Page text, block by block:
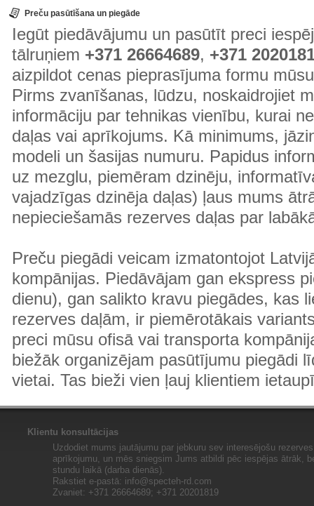
Preču pasūtīšana un piegāde
Iegūt piedāvājumu un pasūtīt preci
tālruņiem +371 26664689, +371
aizpildot cenas pieprasījuma formu
Pirms zvanīšanas, lūdzu, noskaidrojiet
informāciju par tehnikas vienību, kurai
daļas vai aprīkojums. Kā minimums,
modeli un šasijas numuru. Papidus
uz mezglu, piemēram dzinēju,
vajadzīgas dzinēja daļas) ļaus mums
nepieciešamās rezerves daļas par
Preču piegādi veicam izmatontojot
kompānijas. Piedāvājam gan ekspress
dienu), gan salikto kravu piegādes, kas
rezerves daļām, ir piemērotākais
preci mūsu ofisā vai transporta
biežāk organizējam pasūtījumu piegādi
vietai. Tas bieži vien ļauj klientiem
Klientu konsultācijas
Uzdodiet mums jautājumu par jebkuru sev interesējošu
aprīkojumu, un mēs sniegsim Jums atbildi pēc iespējas ātrāk,
stundu laikā (darba dienās).
Rakstiet e-pastā: info@specteh-rd.com
Zvaniet: +371 26664689; +371 20201819